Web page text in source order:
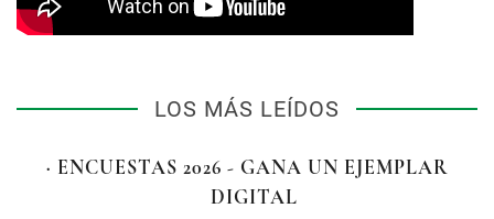
LOS MÁS LEÍDOS
· ENCUESTAS 2026 - GANA UN EJEMPLAR
DIGITAL